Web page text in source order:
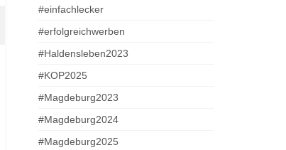
#einfachlecker
#erfolgreichwerben
#Haldensleben2023
#KOP2025
#Magdeburg2023
#Magdeburg2024
#Magdeburg2025